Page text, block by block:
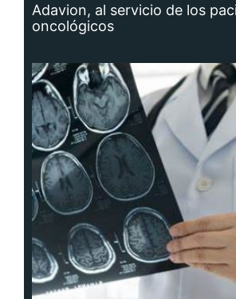
Adavion, al servicio de los
oncológicos